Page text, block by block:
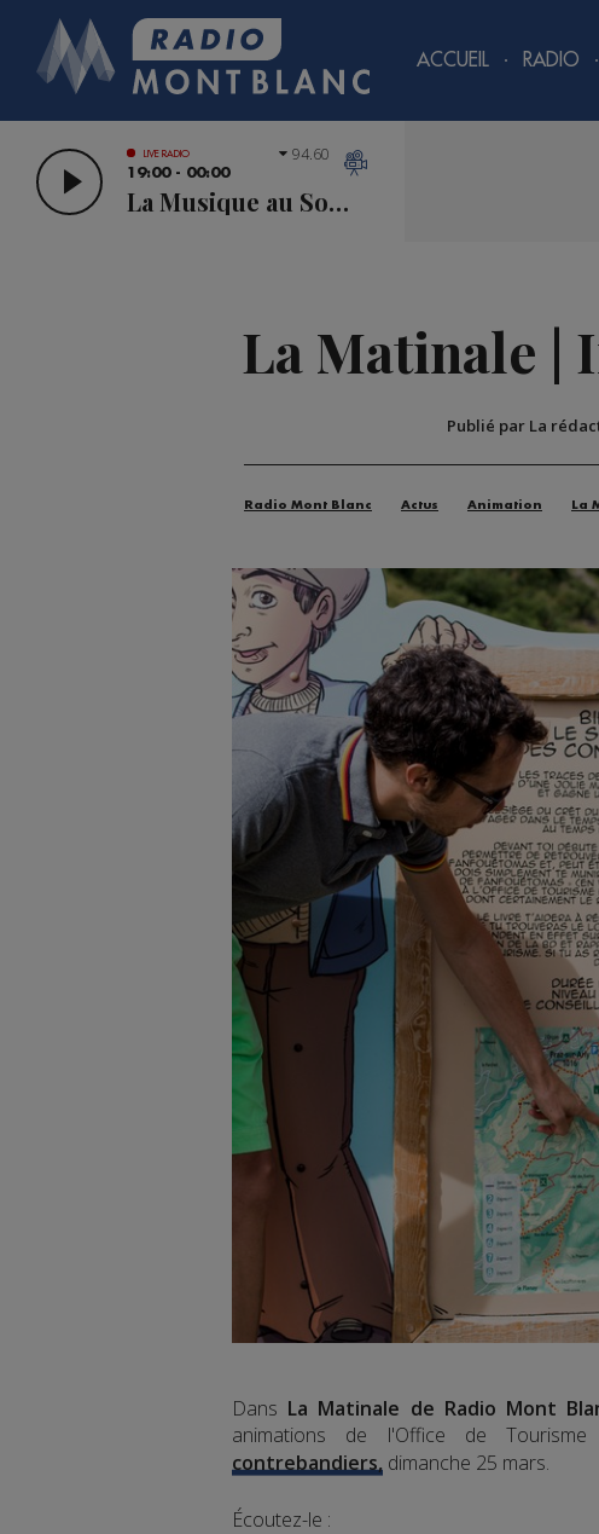
ACCUEIL RADIO
LIVE RADIO
19:00 - 00:00
La Musique au Sommet
94.60
La Matinale |
Publié par La
Radio Mont Blanc Actus Animation La
Dans La Matinale de Radio Mont
animations de l'Office de
contrebandiers, dimanche 25 mars.
Écoutez-le :